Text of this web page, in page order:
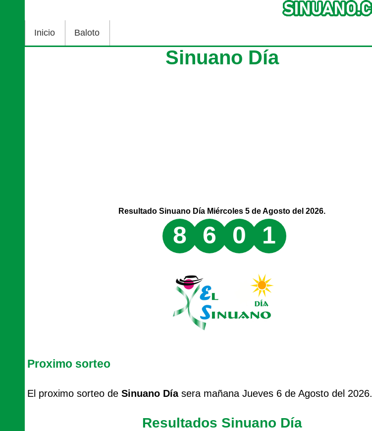
Inicio Baloto
Sinuano Día
Resultado Sinuano Día Miércoles 5 de Agosto del 2026.
8 6 0 1
Proximo sorteo
El proximo sorteo de Sinuano Díasera mañana Jueves 6 de Agosto del 2026.
Resultados Sinuano Día